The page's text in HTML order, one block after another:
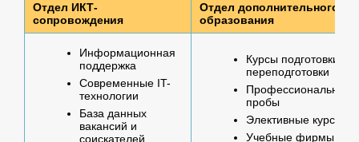
Отдел ИКТ-
сопровождения
Отдел дополнительного
образования
Информационная
поддержка
Современные IT-
технологии
База данных
вакансий и
соискателей
Курсы подготовки и
переподготовки
Профессиональные
пробы
Элективные курсы
Учебные фирмы